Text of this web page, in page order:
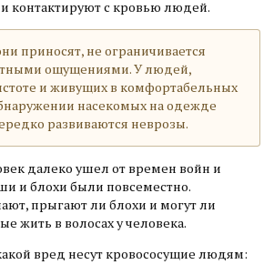
контактируют с кровью людей.
приносят, не ограничивается
ощущениями. У людей,
и живущих в комфортабельных
насекомых на одежде
развиваются неврозы.
далеко ушел от времен войн и
и блохи были повсеместно.
прыгают ли блохи и могут ли
жить в волосах у человека.
вред несут кровососущие людям: